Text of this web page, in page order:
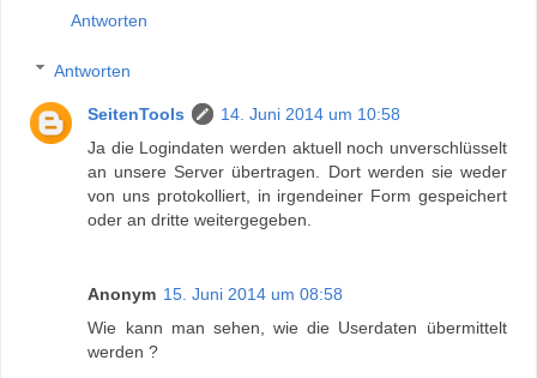
Antworten
Antworten
SeitenTools
14. Juni 2014 um 10:58
Ja die Logindaten werden aktuell noch unverschlüsselt
an unsere Server übertragen. Dort werden sie weder
von uns protokolliert, in irgendeiner Form gespeichert
oder an dritte weitergegeben.
Anonym 15. Juni 2014 um 08:58
Wie kann man sehen, wie die Userdaten übermittelt
werden ?